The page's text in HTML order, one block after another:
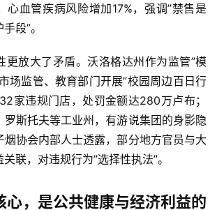
心血管疾病风险增加17%，强调”禁售是
段”。
更放大了矛盾。沃洛格达州作为监管”模
场监管、教育部门开展”校园周边百日行
家违规门店，处罚金额达280万卢布；
罗斯托夫等工业州，有游说集团的身影隐
协会内部人士透露，部分地方官员与大
联，对违规行为”选择性执法”。
心，是公共健康与经济利益的